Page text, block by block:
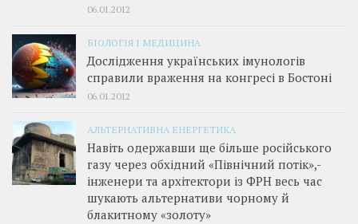
06.01.2012
БІОЛОГІЯ І МЕДИЦИНА
Дослідження українських імунологів
справили враження на конгресі в Бостоні
06.01.2012
АЛЬТЕРНАТИВНА ЕНЕРГЕТИКА
Навіть одержавши ще більше російського
газу через обхідний «Північний потік»,­
інженери та архітектори із ФРН весь час
шукають альтернативи чорному й
блакитному «золоту»